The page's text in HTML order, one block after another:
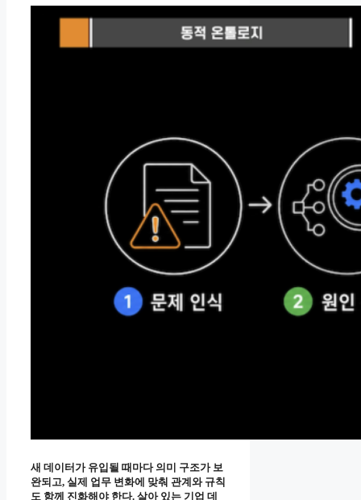
새 데이터가 유입될 때마다 의미 구조가 보
완되고, 실제 업무 변화에 맞춰 관계와 규칙
도 함께 진화해야 한다. 살아 있는 기업 데